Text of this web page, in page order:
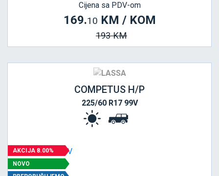
Cijena sa PDV-om
169.10 KM / KOM
193 KM
COMPETUS H/P
225/60 R17 99V
AKCIJA 8.00%
NOVO